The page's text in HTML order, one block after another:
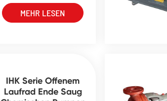
MEHR LESEN
IHK Serie Offenem
Laufrad Ende Saug